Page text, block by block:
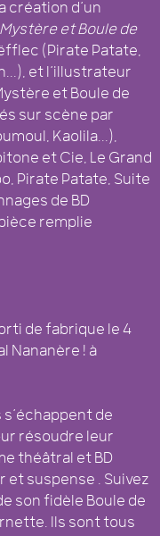
création d’un
Mystère et Boule de
(Pirate Patate,
et l’illustrateur
et Boule de
sur scène par
Kaolila...),
et Cie, Le Grand
Pirate Patate, Suite
de BD
remplie
de fabrique le 4
Nananère ! à
de
résoudre leur
théâtral et BD
et suspense . Suivez
son fidèle Boule de
Ils sont tous